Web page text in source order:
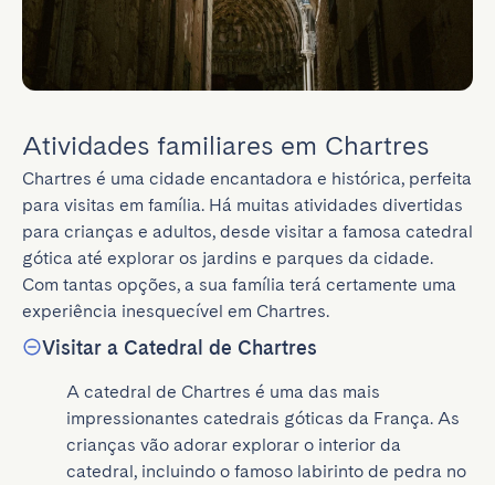
Atividades familiares em Chartres
Chartres é uma cidade encantadora e histórica, perfeita
para visitas em família. Há muitas atividades divertidas
para crianças e adultos, desde visitar a famosa catedral
gótica até explorar os jardins e parques da cidade.
Com tantas opções, a sua família terá certamente uma
experiência inesquecível em Chartres.
Visitar a Catedral de Chartres
A catedral de Chartres é uma das mais
impressionantes catedrais góticas da França. As
crianças vão adorar explorar o interior da
catedral, incluindo o famoso labirinto de pedra no